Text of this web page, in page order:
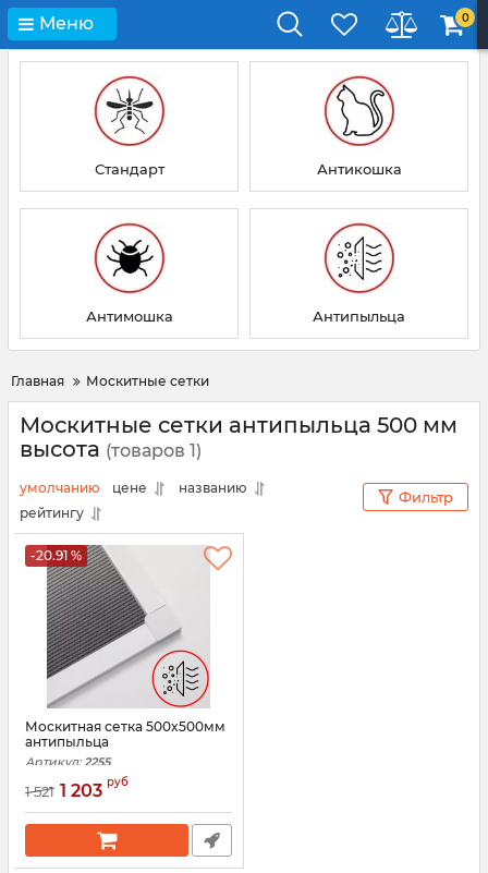
Меню 0
Стандарт Антикошка
Антимошка Антипыльца
Главная Москитные сетки
Москитные сетки антипыльца 500 мм
высота (товаров 1)
умолчанию цене
названию
рейтингу
Фильтр
-20.91 %
Москитная сетка 500x500мм
антипыльца
Артикул: 2255
1 521 1 203 руб